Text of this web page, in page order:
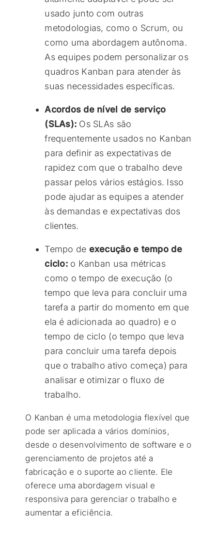
usado junto com outras
metodologias, como o Scrum, ou
como uma abordagem autônoma.
As equipes podem personalizar os
quadros Kanban para atender às
suas necessidades específicas.
Acordos de nível de serviço
(SLAs): Os SLAs são
frequentemente usados no Kanban
para definir as expectativas de
rapidez com que o trabalho deve
passar pelos vários estágios. Isso
pode ajudar as equipes a atender
às demandas e expectativas dos
clientes.
Tempo de execução e tempo de
ciclo: o Kanban usa métricas
como o tempo de execução (o
tempo que leva para concluir uma
tarefa a partir do momento em que
ela é adicionada ao quadro) e o
tempo de ciclo (o tempo que leva
para concluir uma tarefa depois
que o trabalho ativo começa) para
analisar e otimizar o fluxo de
trabalho.
O Kanban é uma metodologia flexível que
pode ser aplicada a vários domínios,
desde o desenvolvimento de software e o
gerenciamento de projetos até a
fabricação e o suporte ao cliente. Ele
oferece uma abordagem visual e
responsiva para gerenciar o trabalho e
aumentar a eficiência.